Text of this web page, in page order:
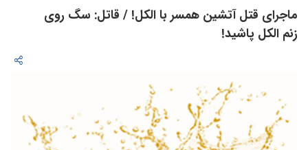
ماجرای قتل آتشین همسر با الکل! / قاتل: سگ روی
زنم الکل پاشید!